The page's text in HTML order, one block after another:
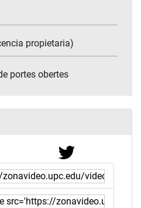
propietaria)
portes obertes